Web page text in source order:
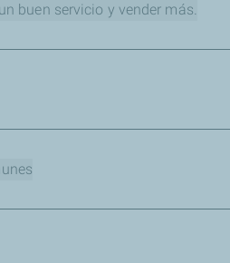
buen servicio y vender más.
y realizar un servicio más
para sortear las